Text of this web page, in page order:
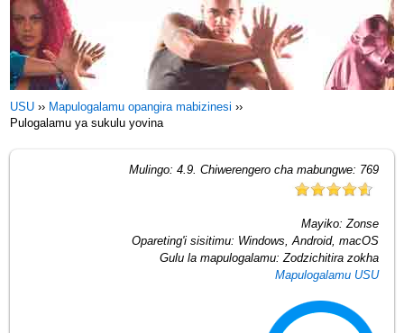
USU ›› Mapulogalamu opangira mabizinesi ››
Pulogalamu ya sukulu yovina
Mulingo: 4.9. Chiwerengero cha mabungwe: 769
Mayiko: Zonse
Opareting'i sisitimu: Windows, Android, macOS
Gulu la mapulogalamu: Zodzichitira zokha
Mapulogalamu USU